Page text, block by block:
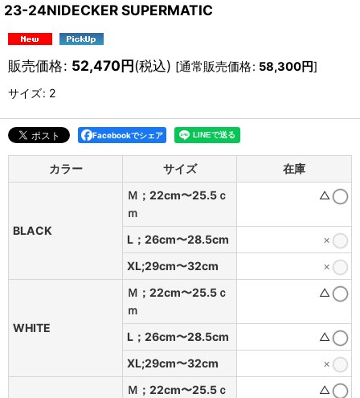
23-24NIDECKER SUPERMATIC
販売価格: 52,470円(税込) [通常販売価格: 58,300円]
サイズ: 2
Facebookでシェア
カラー サイズ 在庫
BLACK
Ｍ；22cm〜25.5ｃ
ｍ
△
Ⅼ；26cm〜28.5cm
×
XL;29cm〜32cm
×
WHITE
Ｍ；22cm〜25.5ｃ
ｍ
△
Ⅼ；26cm〜28.5cm
△
XL;29cm〜32cm
×
Ｍ；22cm〜25.5ｃ
△